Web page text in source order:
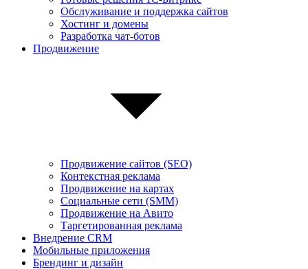
Обслуживание и поддержка сайтов
Хостинг и домены
Разработка чат-ботов
Продвижение
Продвижение сайтов (SEO)
Контекстная реклама
Продвижение на картах
Социальные сети (SMM)
Продвижение на Авито
Таргетированная реклама
Внедрение CRM
Мобильные приложения
Брендинг и дизайн